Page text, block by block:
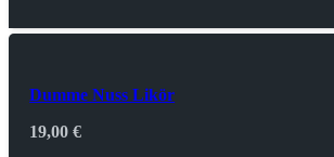
Dumme Nuss Likör
19,00€